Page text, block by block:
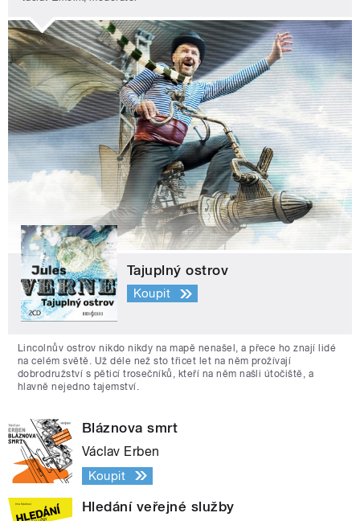
Tajuplný ostrov
Koupit
Lincolnův ostrov nikdo nikdy na mapě nenašel, a přece ho znají lidé
na celém světě. Už déle než sto třicet let na něm prožívají
dobrodružství s pěticí trosečníků, kteří na něm našli útočiště, a
hlavně nejedno tajemství.
Bláznova smrt
Václav Erben
Koupit
Hledání veřejné služby